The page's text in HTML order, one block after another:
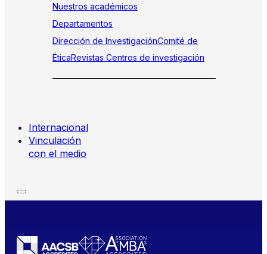
Nuestros académicos
Departamentos
Dirección de InvestigaciónComité de
ÉticaRevistas Centros de investigación
Internacional
Vinculación
con el medio